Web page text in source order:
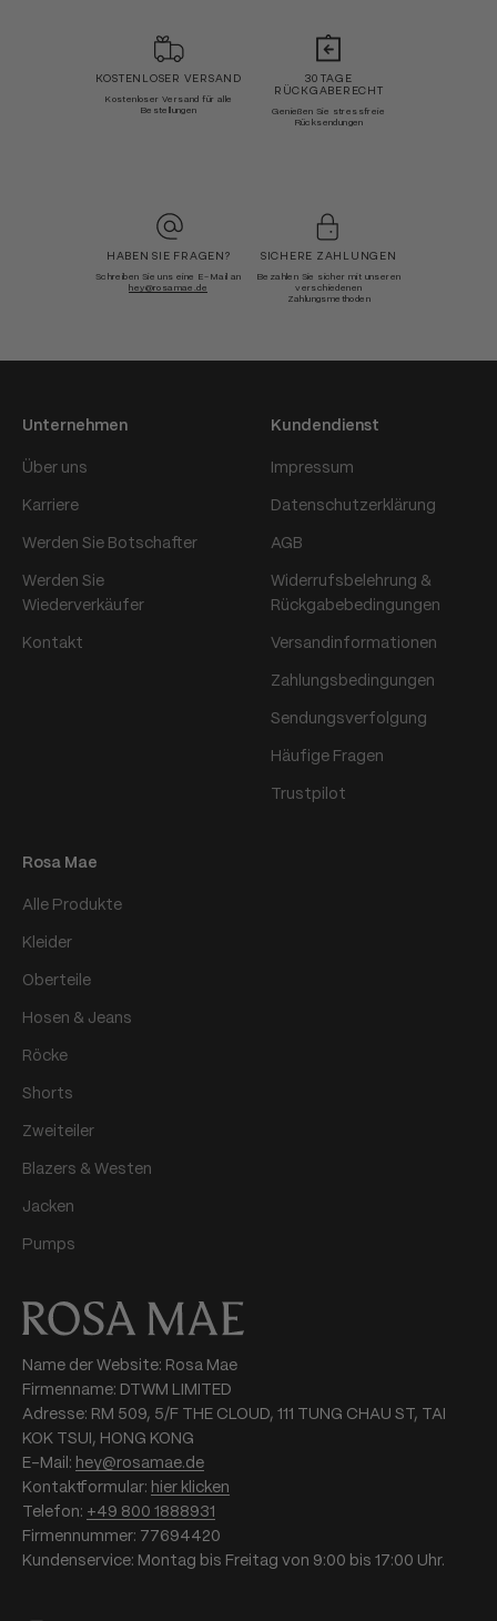
KOSTENLOSER VERSAND
Kostenloser Versand für alle
Bestellungen
30 TAGE
RÜCKGABERECHT
Genießen Sie stressfreie
Rücksendungen
HABEN SIE FRAGEN?
Schreiben Sie uns eine E-Mail an
hey@rosamae.de
SICHERE ZAHLUNGEN
Bezahlen Sie sicher mit unseren
verschiedenen
Zahlungsmethoden
Unternehmen
Über uns
Karriere
Werden Sie Botschafter
Werden Sie
Wiederverkäufer
Kontakt
Kundendienst
Impressum
Datenschutzerklärung
AGB
Widerrufsbelehrung &
Rückgabebedingungen
Versandinformationen
Zahlungsbedingungen
Sendungsverfolgung
Häufige Fragen
Trustpilot
Rosa Mae
Alle Produkte
Kleider
Oberteile
Hosen & Jeans
Röcke
Shorts
Zweiteiler
Blazers & Westen
Jacken
Pumps
Name der Website: Rosa Mae
Firmenname: DTWM LIMITED
Adresse: RM 509, 5/F THE CLOUD, 111 TUNG CHAU ST, TAI
KOK TSUI, HONG KONG
E-Mail: hey@rosamae.de
Kontaktformular: hier klicken
Telefon: +49 800 1888931
Firmennummer: 77694420
Kundenservice: Montag bis Freitag von 9:00 bis 17:00 Uhr.